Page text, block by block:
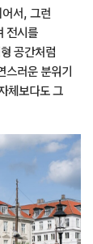
서, 그런
전시를
공간처럼
스러운 분위기
체보다도 그